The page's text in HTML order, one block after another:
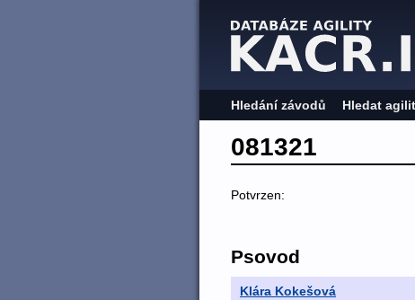
Hledání závodů Hledat
081321
Potvrzen:
Psovod
Klára Kokešová